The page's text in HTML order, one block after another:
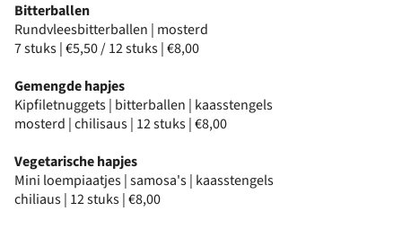
Bitterballen
Rundvleesbitterballen | mosterd
7 stuks | €5,50 / 12 stuks | €8,00
Gemengde hapjes
Kipfiletnuggets | bitterballen | kaasstengels
mosterd | chilisaus | 12 stuks | €8,00
Vegetarische hapjes
Mini loempiaatjes | samosa's | kaasstengels
chiliaus | 12 stuks | €8,00